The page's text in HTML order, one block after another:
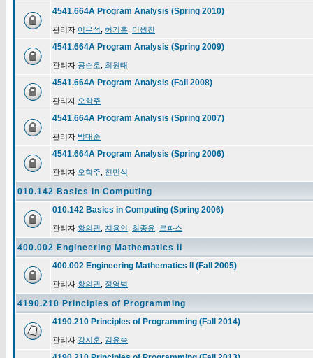
4541.664A Program Analysis (Spring 2010)
관리자 이우석 허기홍 이원찬
4541.664A Program Analysis (Spring 2009)
관리자 공순호 최원태
4541.664A Program Analysis (Fall 2008)
관리자 오학주
4541.664A Program Analysis (Spring 2007)
관리자 박대준
4541.664A Program Analysis (Spring 2006)
관리자 오학주 진민식
010.142 Basics in Computing
010.142 Basics in Computing (Spring 2006)
관리자 황의권 지용인 최종윤 로파스
400.002 Engineering Mathematics II
400.002 Engineering Mathematics II (Fall 2005)
관리자 황의권 정영범
4190.210 Principles of Programming
4190.210 Principles of Programming (Fall 2014)
관리자 강지훈 김윤승